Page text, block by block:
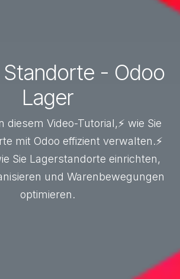
Standorte - Odoo
Lager
diesem Video-Tutorial,⚡ wie Sie
mit Odoo effizient verwalten.⚡
Sie Lagerstandorte einrichten,
und Warenbewegungen
optimieren.